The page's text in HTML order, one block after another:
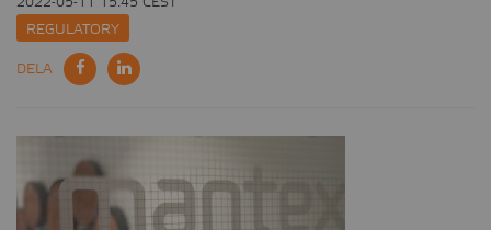
EVENTS
REGULATORY
DELA